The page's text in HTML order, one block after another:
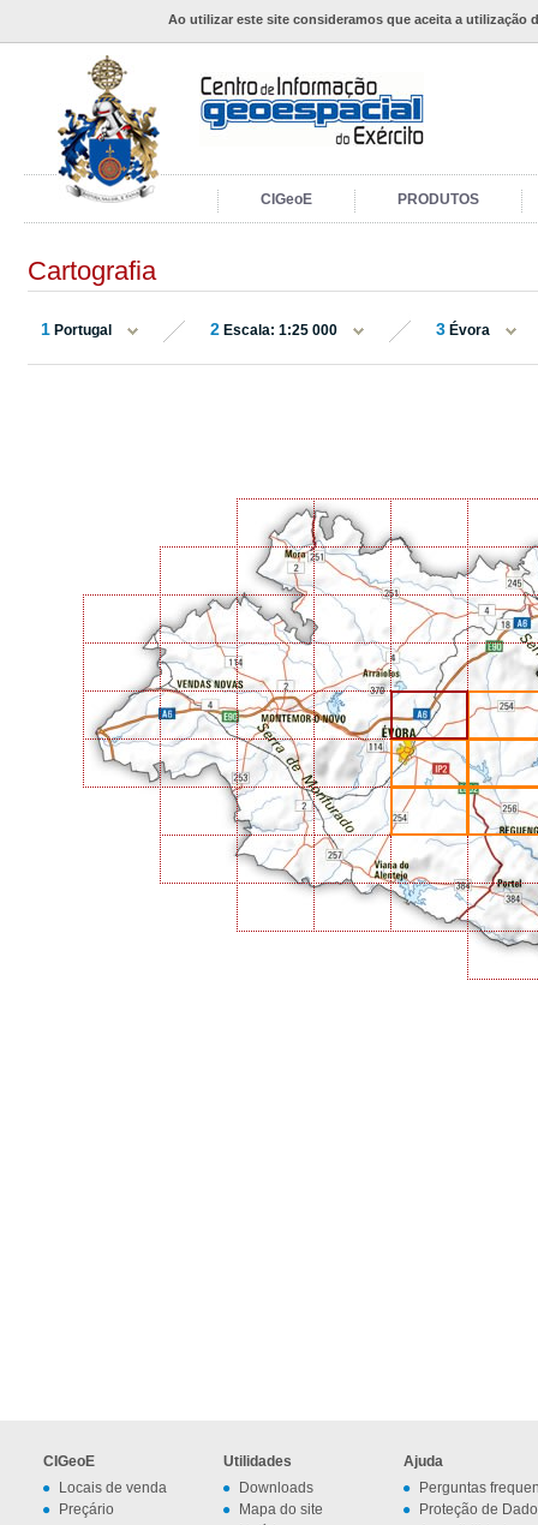
Ao utilizar este site consideramos que aceita a utilização
CIGeoE PRODUTOS
Cartografia
1 Portugal 2 Escala: 1:25 000 3 Évora
CIGeoE
Locais de venda
Preçário
Utilidades
Downloads
Mapa do site
Ajuda
Perguntas
Proteção de